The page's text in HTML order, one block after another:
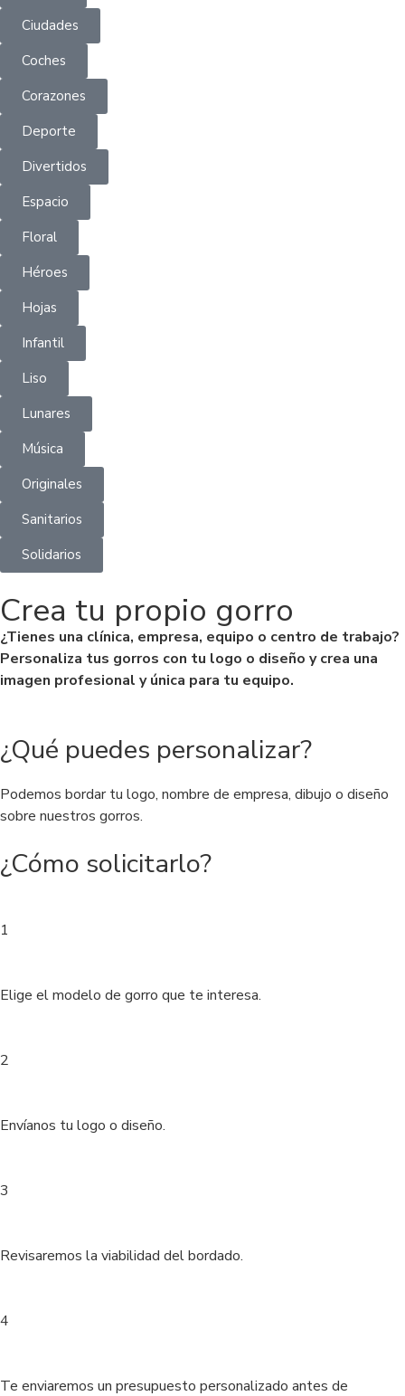
Ciudades
Coches
Corazones
Deporte
Divertidos
Espacio
Floral
Héroes
Hojas
Infantil
Liso
Lunares
Música
Originales
Sanitarios
Solidarios
Crea tu propio gorro
¿Tienes una clínica, empresa, equipo o centro de trabajo?
Personaliza tus gorros con tu logo o diseño y crea una
imagen profesional y única para tu equipo.
¿Qué puedes personalizar?
Podemos bordar tu logo, nombre de empresa, dibujo o diseño
sobre nuestros gorros.
¿Cómo solicitarlo?
1
Elige el modelo de gorro que te interesa.
2
Envíanos tu logo o diseño.
3
Revisaremos la viabilidad del bordado.
4
Te enviaremos un presupuesto personalizado antes de